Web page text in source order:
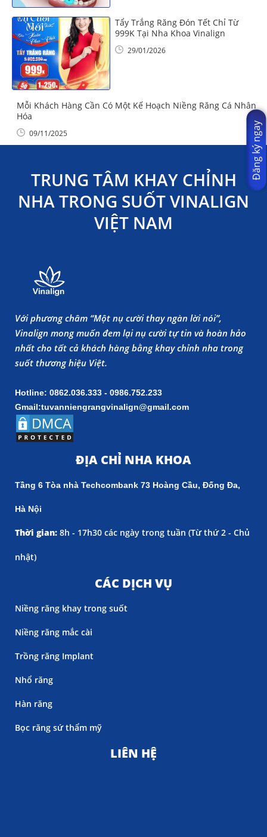
Tẩy Trắng Răng Đón Tết Chỉ Từ
999K Tại Nha Khoa Vinalign
29/01/2026
Mỗi Khách Hàng Cần Có Một Kế Hoạch Niềng Răng Cá Nhân
Hóa
09/11/2025
TRUNG TÂM KHAY CHỈNH
NHA TRONG SUỐT VINALIGN
VIỆT NAM
Với phương châm “Một nụ cười thay ngàn lời nói”,
Vinalign mong muốn đem lại nụ cười tự tin và hoàn hảo
nhất cho tất cả khách hàng bằng khay chỉnh nha trong
suốt thương hiệu Việt.
Hotline: 0862.036.333 - 0986.752.233
Gmail:tuvanniengrangvinalign@gmail.com
ĐỊA CHỈ NHA KHOA
Tầng 6 Tòa nhà Techcombank 73 Hoàng Cầu, Đống Đa,
Hà Nội
Thời gian: 8h - 17h30 các ngày trong tuần (Từ thứ 2 - Chủ
nhật)
CÁC DỊCH VỤ
Niềng răng khay trong suốt
Niềng răng mắc cài
Trồng răng Implant
Nhổ răng
Hàn răng
Bọc răng sứ thẩm mỹ
LIÊN HỆ
Đăng ký ngay